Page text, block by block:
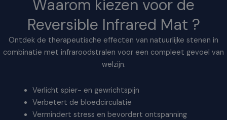
Waarom kiezen voor de
Reversible Infrared Mat ?
Ontdek de therapeutische effecten van natuurlijke stenen in
combinatie met infraroodstralen voor een compleet gevoel van
welzijn.
Verlicht spier- en gewrichtspijn
Verbetert de bloedcirculatie
Vermindert stress en bevordert ontspanning